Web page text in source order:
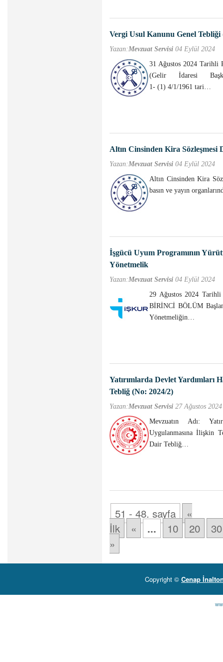
Vergi Usul Kanunu Genel
Yazan:Mevzuat Servisi 04 Eylül 2024
31 Ağustos 2024 Tarihli
(Gelir İdaresi
1- (1) 4/1/1961 tari…
Altın Cinsinden Kira Sözleşmesi
Yazan:Mevzuat Servisi 04 Eylül 2024
Altın Cinsinden Kira
basın ve yayın
İşgücü Uyum Programının
Yönetmelik
Yazan:Mevzuat Servisi 04 Eylül 2024
29 Ağustos 2024
BİRİNCİ BÖLÜM
Yönetmeliğin…
Yatırımlarda Devlet Yardımları
Tebliğ (No: 2024/2)
Yazan:Mevzuat Servisi 27 Ağustos 2024
Mevzuatın Adı:
Uygulanmasına İlişkin
Dair Tebliğ…
51 - 48. sayfa
«
İlk
« ... 10 20
30
»
Copyright © Cenap